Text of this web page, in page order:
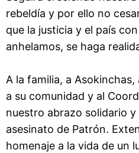
rebeldía y por ello no
que la justicia y el país
anhelamos, se haga
A la familia, a
a su comunidad y al
nuestro abrazo solidario
asesinato de Patrón.
homenaje a la vida de un